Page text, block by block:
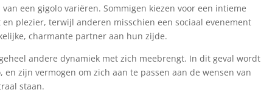
een gigolo variëren. Sommigen kiezen voor een intieme
plezier, terwijl anderen misschien een sociaal evenement
charmante partner aan hun zijde.
andere dynamiek met zich meebrengt. In dit geval wordt
zijn vermogen om zich aan te passen aan de wensen van
staan.